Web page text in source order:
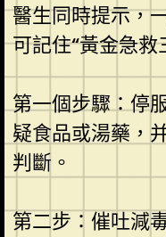
醫生同時提示，
可記住“黃金急救
第一個步驟：停
疑食品或湯藥，
判斷。
第二步：催吐減